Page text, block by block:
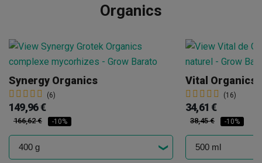
Organics
Synergy Organics
(6)
149,96 €
166,62 € -10%
Vital Organics
(16)
34,61 €
38,45 € -10%